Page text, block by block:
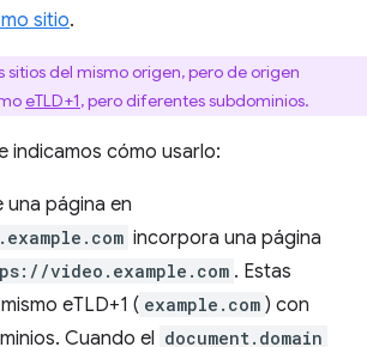
sitio.
sitios del mismo origen, pero de origen
eTLD+1, pero diferentes subdominios.
indicamos cómo usarlo:
una página en
incorpora una página
video.example.com . Estas
eTLD+1 ( example.com ) con
Cuando el document.domain